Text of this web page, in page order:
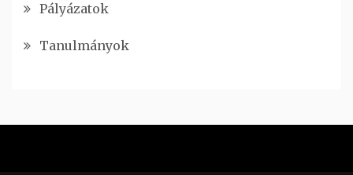
Pályázatok
Tanulmányok